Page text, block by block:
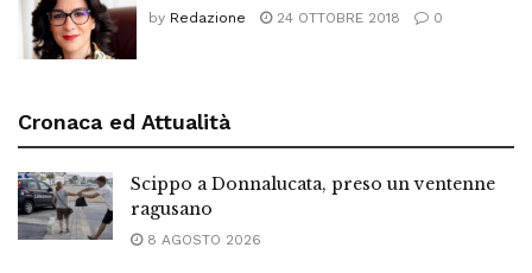
by Redazione 24 OTTOBRE 2018 0
Cronaca ed Attualità
Scippo a Donnalucata, preso un ventenne
ragusano
8 AGOSTO 2026